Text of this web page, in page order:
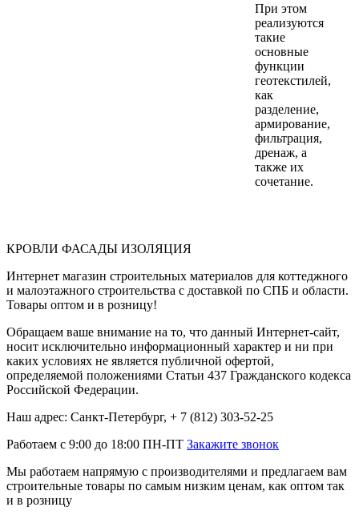
При этом
реализуются
такие
основные
функции
геотекстилей,
как
разделение,
армирование,
фильтрация,
дренаж, а
также их
сочетание.
КРОВЛИ ФАСАДЫ ИЗОЛЯЦИЯ
Интернет магазин строительных материалов для коттеджного
и малоэтажного строительства с доставкой по СПБ и области.
Товары оптом и в розницу!
Обращаем ваше внимание на то, что данный Интернет-сайт,
носит исключительно информационный характер и ни при
каких условиях не является публичной офертой,
определяемой положениями Статьи 437 Гражданского кодекса
Российской Федерации.
Наш адрес: Санкт-Петербург, + 7 (812) 303-52-25
Работаем с 9:00 до 18:00 ПН-ПТ Закажите звонок
Мы работаем напрямую с производителями и предлагаем вам
строительные товары по самым низким ценам, как оптом так
и в розницу